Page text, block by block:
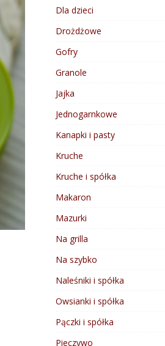
Dla dzieci
Drożdżowe
Gofry
Granole
Jajka
Jednogarnkowe
Kanapki i pasty
Kruche
Kruche i spółka
Makaron
Mazurki
Na grilla
Na szybko
Naleśniki i spółka
Owsianki i spółka
Pączki i spółka
Pieczywo